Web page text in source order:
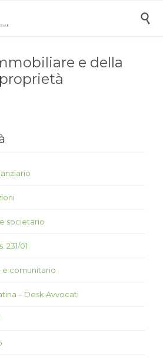

e della
proprietà
societario
231/01
e comunitario
– Desk Avvocati